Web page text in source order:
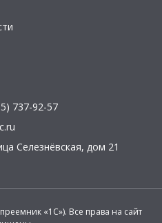
737-92-57
Селезнёвская, дом 21
«1С»). Все права на сайт